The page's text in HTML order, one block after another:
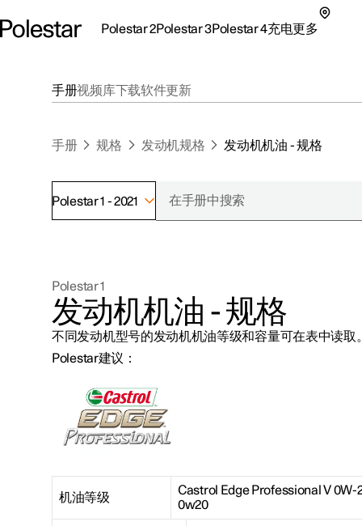
Polestar 2Polestar 3Polestar 4充电更多
联系我们
极星官方二手车
探索Polestar 3
联系我们
公共充电
家庭充电
车主服务
新闻
注册新闻
（在新窗
手册视频库下载软件更新
手册 规格 发动机规格 发动机机油 - 规格
Polestar 1 - 2021
Polestar 1
发动机机油 - 规格
不同发动机型号的发动机机油等级和容量可在表中读取
Polestar建议：
机油等级
Castrol Edge Professional V 0W-
0w20